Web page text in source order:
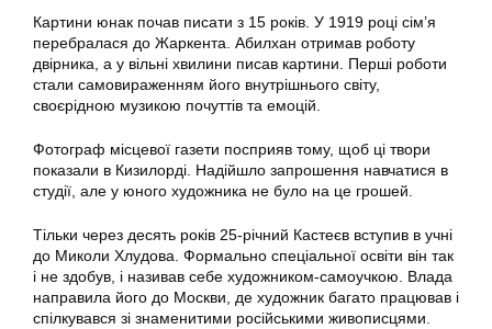
Картини юнак почав писати з 15 років. У 1919 році сім’я
перебралася до Жаркента. Абилхан отримав роботу
двірника, а у вільні хвилини писав картини. Перші роботи
стали самовираженням його внутрішнього світу,
своєрідною музикою почуттів та емоцій.
Фотограф місцевої газети посприяв тому, щоб ці твори
показали в Кизилорді. Надійшло запрошення навчатися в
студії, але у юного художника не було на це грошей.
Тільки через десять років 25-річний Кастеєв вступив в учні
до Миколи Хлудова. Формально спеціальної освіти він так
і не здобув, і називав себе художником-самоучкою. Влада
направила його до Москви, де художник багато працював і
спілкувався зі знаменитими російськими живописцями.